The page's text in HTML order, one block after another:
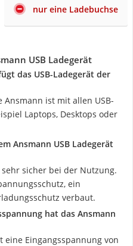
nur eine Ladebuchse
USB Ladegerät
das USB-Ladegerät der
Ansmann ist mit allen USB-
Laptops, Desktops oder
Ansmann USB Ladegerät
sehr sicher bei der Nutzung.
ein
verbaut.
hat das Ansmann
eine Eingangsspannung von